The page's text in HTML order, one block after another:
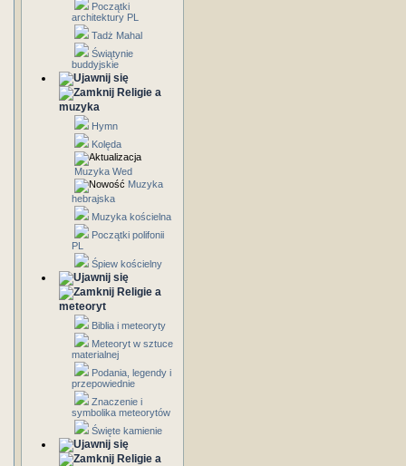
Początki
architektury PL
Tadż Mahal
Świątynie
buddyjskie
Religie a
muzyka
Hymn
Kolęda
Muzyka Wed
Muzyka
hebrajska
Muzyka kościelna
Początki polifonii
PL
Śpiew kościelny
Religie a
meteoryt
Biblia i meteoryty
Meteoryt w sztuce
materialnej
Podania, legendy i
przepowiednie
Znaczenie i
symbolika meteorytów
Święte kamienie
Religie a